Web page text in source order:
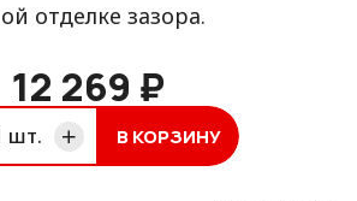
отделке зазора.
12 269 ₽
шт. В КОРЗИНУ